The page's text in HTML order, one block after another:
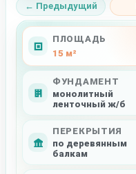
← Предыдущий
ПЛОЩАДЬ
15 м²
ФУНДАМЕНТ
монолитный
ленточный ж/б
ПЕРЕКРЫТИЯ
по деревянным
балкам